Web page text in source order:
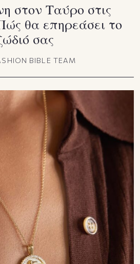
στον Ταύρο στις
θα επηρεάσει το
σας
BIBLE TEAM